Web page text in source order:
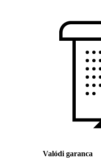
Valódi garanca